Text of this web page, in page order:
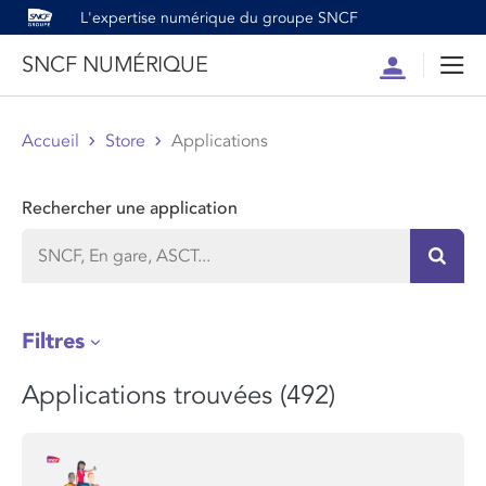
L'expertise numérique du groupe SNCF
SNCF NUMÉRIQUE
Compte
Accueil Store Applications
Rechercher une application
Filtres
Applications trouvées (492)